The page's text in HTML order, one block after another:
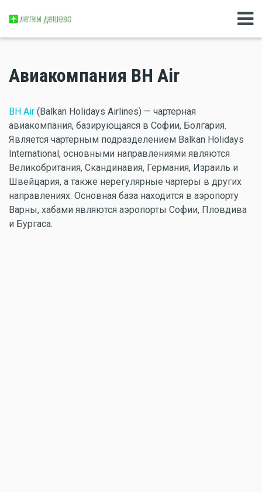
Авиакомпания BH Air
BH Air (Balkan Holidays Airlines) — чартерная
авиакомпания, базирующаяся в Софии, Болгария.
Является чартерным подразделением Balkan Holidays
International, основными направлениями являются
Великобритания, Скандинавия, Германия, Израиль и
Швейцария, а также нерегулярные чартеры в других
направлениях. Основная база находится в аэропорту
Варны, хабами являются аэропорты Софии, Пловдива
и Бургаса.